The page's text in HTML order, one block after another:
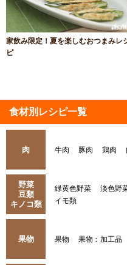
家飲み限定！夏を楽しむおつまみレ
ピ
食材別レシピ一覧
肉 牛肉 豚肉 鶏肉
野菜
豆類
キノコ類
緑黄色野菜 淡色野
イモ類
果物 果物 果物：加工品